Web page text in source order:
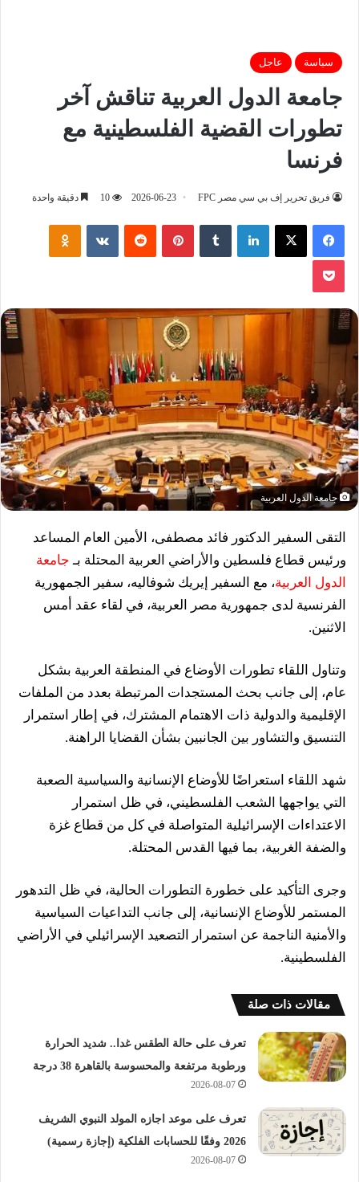
سياسة عاجل
جامعة الدول العربية تناقش آخر
تطورات القضية الفلسطينية مع
فرنسا
فريق تحرير إف بي سي مصر FPC 2026-06-23
10 دقيقة واحدة
فيسبوك ‫X لينكدإن بينتيريست
جامعة الدول العربية
التقى السفير الدكتور فائد مصطفى، الأمين العام المساعد
ورئيس قطاع فلسطين والأراضي العربية المحتلة بـ جامعة
الدول العربية، مع السفير إيريك شوفاليه، سفير الجمهورية
الفرنسية لدى جمهورية مصر العربية، في لقاء عقد أمس
الاثنين.
وتناول اللقاء تطورات الأوضاع في المنطقة العربية بشكل
عام، إلى جانب بحث المستجدات المرتبطة بعدد من الملفات
الإقليمية والدولية ذات الاهتمام المشترك، في إطار استمرار
التنسيق والتشاور بين الجانبين بشأن القضايا الراهنة.
شهد اللقاء استعراضًا للأوضاع الإنسانية والسياسية الصعبة
التي يواجهها الشعب الفلسطيني، في ظل استمرار
الاعتداءات الإسرائيلية المتواصلة في كل من قطاع غزة
والضفة الغربية، بما فيها القدس المحتلة.
وجرى التأكيد على خطورة التطورات الحالية، في ظل التدهور
المستمر للأوضاع الإنسانية، إلى جانب التداعيات السياسية
والأمنية الناجمة عن استمرار التصعيد الإسرائيلي في الأراضي
الفلسطينية.
مقالات ذات صلة
تعرف على حالة الطقس غدا.. شديد الحرارة
ورطوبة مرتفعة والمحسوسة بالقاهرة 38 درجة
2026-08-07
تعرف على موعد اجازه المولد النبوي الشريف
2026 وفقًا للحسابات الفلكية (إجازة رسمية)
2026-08-07